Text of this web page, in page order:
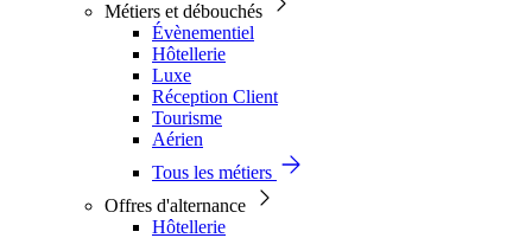
Métiers et débouchés
Évènementiel
Hôtellerie
Luxe
Réception Client
Tourisme
Aérien
Tous les métiers
Offres d'alternance
Hôtellerie